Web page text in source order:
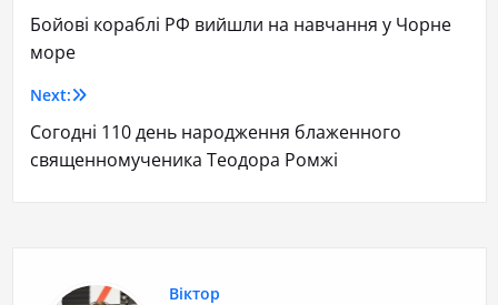
Бойові кораблі РФ вийшли на навчання у Чорне
море
Next:
Согодні 110 день народження блаженного
священномученика Теодора Ромжі
Віктор